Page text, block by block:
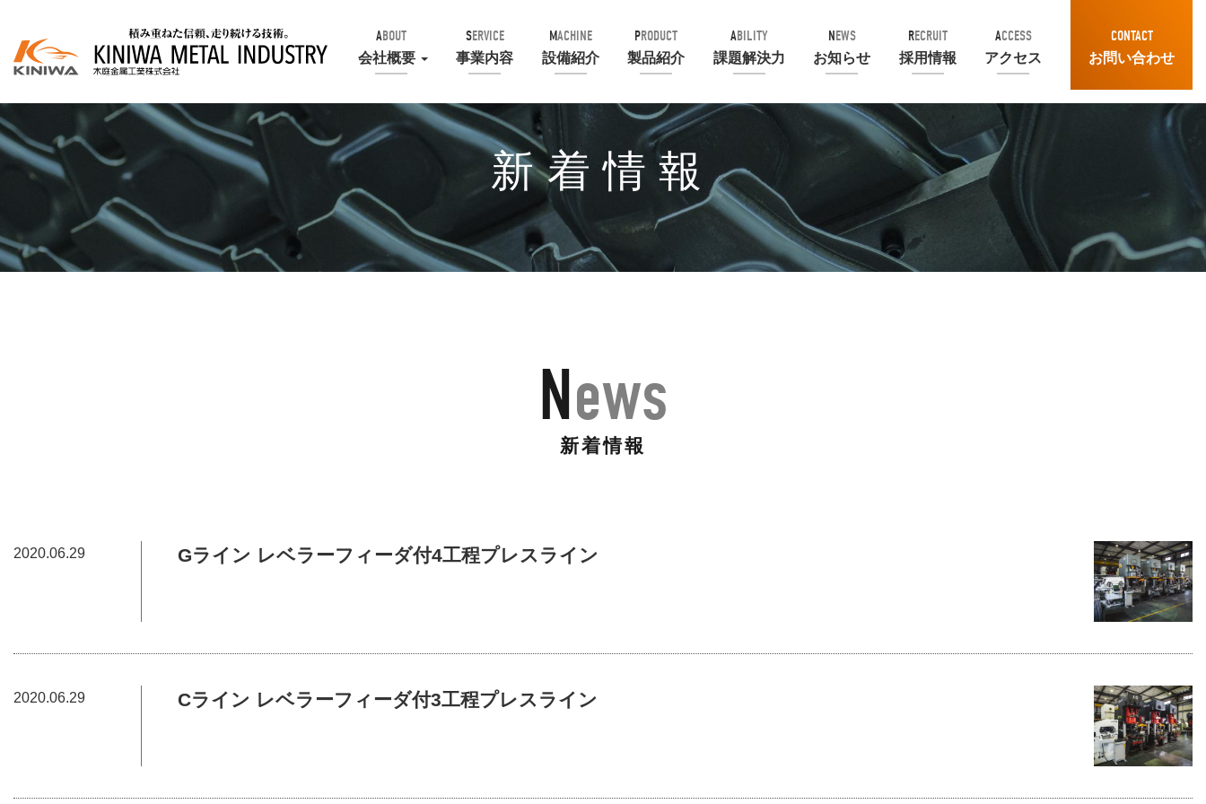
ABOUT
会社概要 事業内容
SERVICE
設備紹介
MACHINE
製品紹介
PRODUCT
課題解決力
ABILITY
お知らせ
NEWS
採用情報
RECRUIT
アクセス
ACCESS
お問い合わせ
CONTACT
新着情報
News
新着情報
2020.06.29 Gライン レベラーフィーダ付4工程プレスライン
2020.06.29 Cライン レベラーフィーダ付3工程プレスライン